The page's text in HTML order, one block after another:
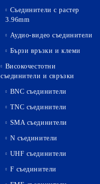
Съединители с растер
3.96mm
Аудио-видео съединители
Бързи връзки и клеми
Високочестотни
съединители и свръзки
BNC съединители
TNC съединители
SMA съединители
N съединители
UHF съединители
F съединители